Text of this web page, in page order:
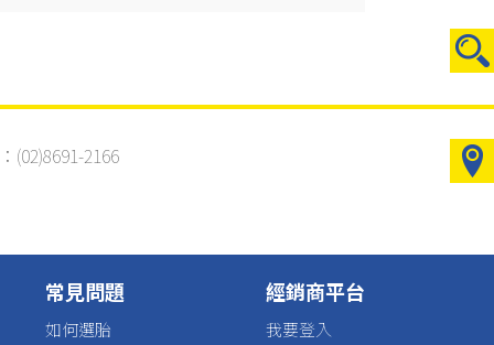
(02)8691-2166
常見問題
如何選胎
經銷商平台
我要登入